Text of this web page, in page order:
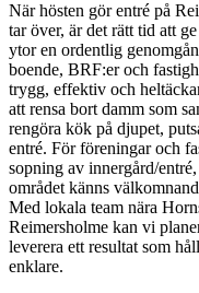
När hösten gör entré på
tar över, är det rätt tid att
ytor en ordentlig
boende, BRF:er och
trygg, effektiv och
att rensa bort damm som
rengöra kök på djupet,
entré. För föreningar och
sopning av innergård/
området känns
Med lokala team nära
Reimersholme kan vi
leverera ett resultat som
enklare.